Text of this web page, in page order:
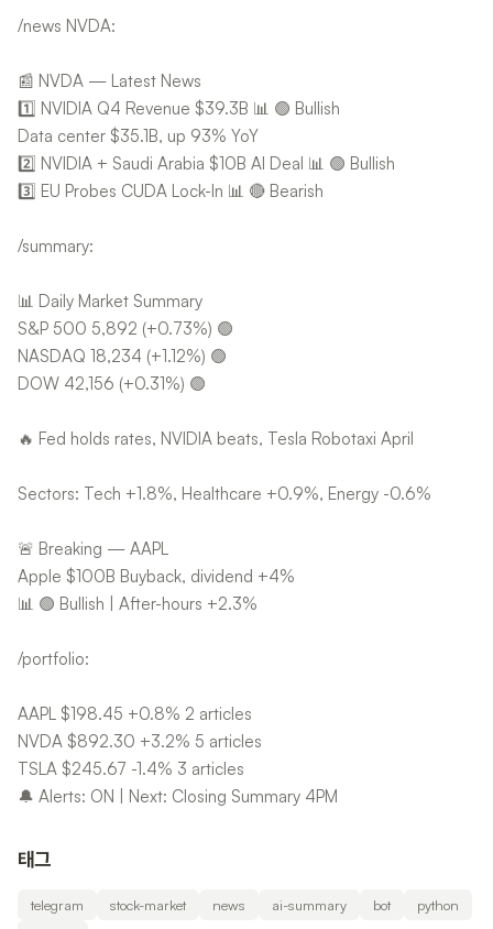
/news NVDA:
📰 NVDA — Latest News
1️⃣ NVIDIA Q4 Revenue $39.3B 📊 🟢 Bullish
Data center $35.1B, up 93% YoY
2️⃣ NVIDIA + Saudi Arabia $10B AI Deal 📊 🟢 Bullish
3️⃣ EU Probes CUDA Lock-In 📊 🔴 Bearish
/summary:
📊 Daily Market Summary
S&P 500 5,892 (+0.73%) 🟢
NASDAQ 18,234 (+1.12%) 🟢
DOW 42,156 (+0.31%) 🟢
🔥 Fed holds rates, NVIDIA beats, Tesla Robotaxi April
Sectors: Tech +1.8%, Healthcare +0.9%, Energy -0.6%
🚨 Breaking — AAPL
Apple $100B Buyback, dividend +4%
📊 🟢 Bullish | After-hours +2.3%
/portfolio:
AAPL $198.45 +0.8% 2 articles
NVDA $892.30 +3.2% 5 articles
TSLA $245.67 -1.4% 3 articles
🔔 Alerts: ON | Next: Closing Summary 4PM
태그
telegram stock-market news ai-summary bot
python